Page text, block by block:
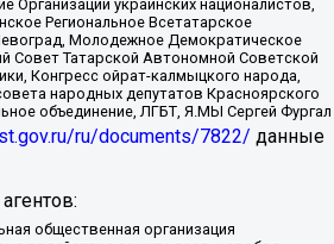
украинских националистов,
Региональное Всетатарское
Молодежное Демократическое
Совет Татарской Автономной Советской
Конгресс ойрат-калмыцкого народа,
народных депутатов Красноярского
объединение, ЛГБТ, Я.МЫ Сергей Фургал
ru/documents/7822/ данные
Общество с ограниченной ответственностью "Ромашки монолит", Важенков Артем Валерьевич, Ивановская областная общественная организация "Центр гендерных исследований", Гурман Юрий Альбертович, Медиапроект "ОВД-Инфо", Егоров Владимир Владимирович, Жилинский Владимир Александрович, Общество с ограниченной ответственностью "ЗП", Иванова София Юрьевна, Карезина Инна Павловна, Кильтау Екатерина Викторовна, Петров Алексей Викторович, Пискунов Сергей Евгеньевич, Смирнов Сергей Сергеевич, Тихонов Михаил Сергеевич, Общество с ограниченной ответственностью "ЖУРНАЛИСТ-ИНОСТРАННЫЙ АГЕНТ", Арапова Галина Юрьевна, Вольтская Татьяна Анатольевна, Американская компания "Mason G.E.S. Anonymous Foundation" (США), являющаяся владельцем интернет-издания https://mnews.world/, Компания "Stichting Bellingcat", зарегистрированная в Нидерландах (дата регистрации 11.07.2018), Захаров Андрей Вячеславович, Клепиковская Екатерина Дмитриевна, Общество с ограниченной ответственностью "МЕМО", Перл Роман Александрович, Симонов Евгений Алексеевич, Соловьева Елена Анатольевна, Сотников Даниил Владимирович, Сурначева Елизавета Дмитриевна, Автономная некоммерческая организация по защите прав человека и информированию населения "Якутия – Наше Мнение", Общество с ограниченной ответственностью "Москоу диджитал медиа", с 26.01.2023 Общество с ограниченной ответственностью "Чайка Белые сады", Ветошкина Валерия Валерьевна, Заговора Максим Александрович, Межрегиональное общественное движение "Российская ЛГБТ - сеть", Оленичев Максим Владимирович, Павлов Иван Юрьевич, Скворцова Елена Сергеевна, Общество с ограниченной ответственностью "Как бы инагент", Кочетков Игорь Викторович, Общество с ограниченной ответственностью "Честные выборы", Еланчик Олег Александрович, Общество с ограниченной ответственностью "Нобелевский призыв", Гималова Регина Эмилевна, Григорьев Андрей Валерьевич, Григорьева Алина Александровна, Ассоциация по содействию защите прав призывников, альтернативнослужащих и военнослужащих "Правозащитная группа "Гражданин.Армия.Право", Хисамова Регина Фаритовна, Автономная некоммерческая организация по реализации социально-правовых программ "Лилит", Дальневосточное общественное движение "Маяк", Санкт-Петербургская ЛГБТ-инициативная группа "Выход", Инициативная группа ЛГБТ+ "Реверс", Алексеев Андрей Викторович, Бекбулатова Таисия Львовна, Беляев Иван Михайлович, Владыкина Елена Сергеевна, Гельман Марат Александрович, Никульшина Вероника Юрьевна, Толоконникова Надежда Андреевна, Шендерович Виктор Анатольевич, Общество с ограниченной ответственностью "Данное сообщение", Общество с ограниченной ответственностью Издательский дом "Новая глава", Айнбиндер Александра Александровна, Московский комьюнити-центр для ЛГБТ+инициатив, Благотворительный фонд развития филантропии, Deutsche Welle (Германия, Kurt-Schumacher-Strasse 3, 53113 Bonn), Борзунова Мария Михайловна, Воробьев Виктор Викторович, Голубева Анна Львовна, Константинова Алла Михайловна, Малкова Ирина Владимировна, Мурадов Мурад Абдулгалимович, Осетинская Елизавета Николаевна, Понасенков Евгений Николаевич, Ганапольский Матвей Юрьевич, Киселев Евгений Алексеевич, Борухович Ирина Григорьевна, Дремин Иван Тимофеевич, Дубровский Дмитрий Викторович, Красноярская региональная общественная организация поддержки и развития альтернативных образовательных технологий и межкультурных коммуникаций "ИНТЕРРА", Маяковская Екатерина Алексеевна, Фейгин Марк Захарович, Филимонов Андрей Викторович, Дзугкоева Регина Николаевна, Доброхотов Роман Александрович, Дудь Юрий Александрович, Елкин Сергей Владимирович, Кругликов Кирилл Игоревич, Сабунаева Мария Леонидовна, Семенов Алексей Владимирович, Шаинян Карен Багратович, Шульман Екатерина Михайловна, Асафьев Артур Валерьевич, Вахштайн Виктор Семенович, Венедиктов Алексей Алексеевич, Лушникова Екатерина Евгеньевна, Волков Леонид Михайлович, Невзоров Александр Глебович, Пархоменко Сергей Борисович, Сироткин Ярослав Николаевич, Кара-Мурза Владимир Владимирович, Баранова Наталья Владимировна, Гозман Леонид Яковлевич, Кагарлицкий Борис Юльевич, Климарев Михаил Валерьевич, Милов Владимир Станиславович, Автономная некоммерческая организация Краснодарский центр современного искусства "Типография", Моргенштерн Алишер Тагирович, Соболь Любовь Эдуардовна, Общество с ограниченной ответственностью "ЛИЗА НОРМ", Каспаров Гарри Кимович, Ходорковский Михаил Борисович, Общество с ограниченной ответственностью "Апрельские тезисы", Данилович Ирина Брониславовна, Кашин Олег Владимирович, Петров Николай Владимирович, Пивоваров Алексей Владимирович, Соколов Михаил Владимирович, Цветкова Юлия Владимировна, Чичваркин Евгений Александрович, Комитет против пыток/Команда против пыток, Общество с ограниченной ответственностью "Первый научный", Общество с ограниченной ответственностью "Вертолет и ко", Белоцерковская Вероника Борисовна, Кац Максим Евгеньевич, Лазарева Татьяна Юрьевна, Шаведдинов Руслан Табризович, Яшин Илья Валерьевич, Общество с ограниченной ответственностью "Иноагент ААВ", Алешковский Дмитрий Петрович, Альбац Евгения Марковна, Быков Дмитрий Львович, Галямина Юлия Евгеньевна, Лойко Сергей Леонидович, Мартынов Кирилл Константинович, Медведев Сергей Александрович, Крашенинников Федор Геннадиевич, Гордеева Катерина Вл